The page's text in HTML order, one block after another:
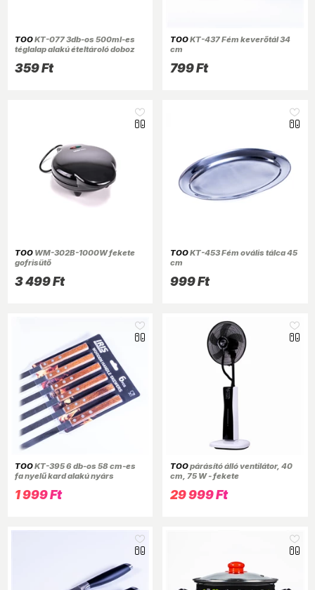
TOOKT-077 3db-os 500ml-es
téglalap alakú ételtároló doboz
359 Ft
TOOKT-437 Fém keverőtál 34
cm
799 Ft
TOO WM-302B-1000W fekete
gofrisütő
3 499 Ft
TOOKT-453 Fém ovális tálca 45
cm
999 Ft
TOOKT-395 6 db-os 58 cm-es
fa nyelű kard alakú nyárs
1 999 Ft
TOOpárásító álló ventilátor, 40
cm, 75 W - fekete
29 999 Ft